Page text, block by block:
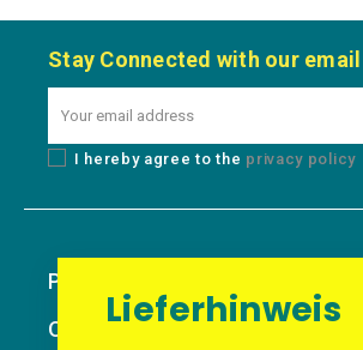
Stay Connected with our
I hereby agree to the privacy policy
Products
Our Company
Lieferhinweis